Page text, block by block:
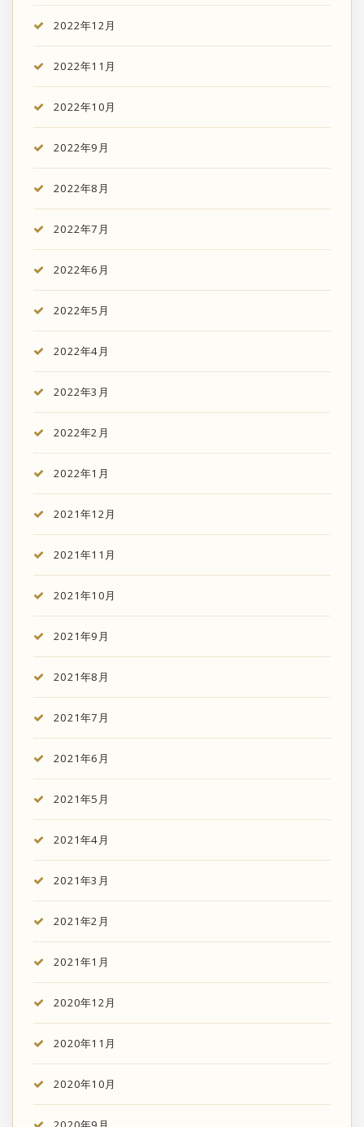
2022年12月
2022年11月
2022年10月
2022年9月
2022年8月
2022年7月
2022年6月
2022年5月
2022年4月
2022年3月
2022年2月
2022年1月
2021年12月
2021年11月
2021年10月
2021年9月
2021年8月
2021年7月
2021年6月
2021年5月
2021年4月
2021年3月
2021年2月
2021年1月
2020年12月
2020年11月
2020年10月